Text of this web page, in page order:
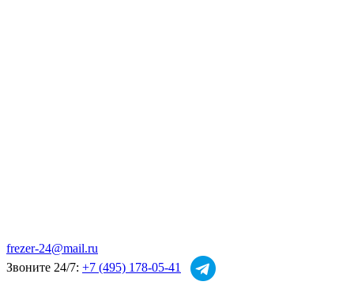
frezer-24@mail.ru
Звоните 24/7: +7 (495) 178-05-41